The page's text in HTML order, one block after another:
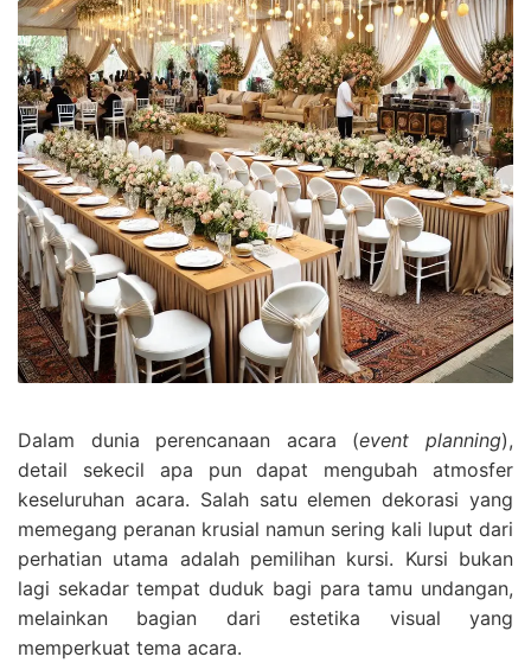
Dalam dunia perencanaan acara (event planning),
detail sekecil apa pun dapat mengubah atmosfer
keseluruhan acara. Salah satu elemen dekorasi yang
memegang peranan krusial namun sering kali luput dari
perhatian utama adalah pemilihan kursi. Kursi bukan
lagi sekadar tempat duduk bagi para tamu undangan,
melainkan bagian dari estetika visual yang
memperkuat tema acara.